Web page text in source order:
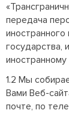
передача
иностранного
государства,
1.2 Мы
Вами Веб-
почте, по